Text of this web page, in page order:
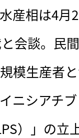
産相は4月
会談。民
模生産者
ニシアチ
）」の立